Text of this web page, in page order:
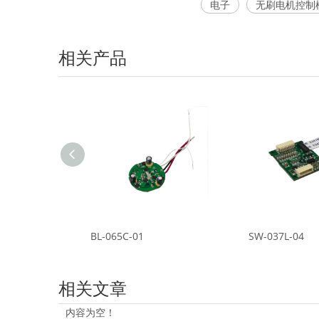
电子 无刷电机控制
相关产品
BL-065C-01 SW-037L-04
相关文章
内容为空！